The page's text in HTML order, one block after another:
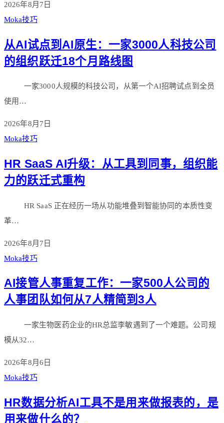
2026年8月7日
Moka技巧
从AI试点到AI原生：一家3000人科技公司
的组织跃迁18个月路线图
一家3000人规模的科技公司，从第一个AI招聘试点到全员
使用…
2026年8月7日
Moka技巧
HR SaaS AI升级：从工具到同事，组织能
力的跃迁式重构
HR SaaS 正在经历一场从功能堆叠到智能协同的本质性变
革…
2026年8月7日
Moka技巧
AI接管人事重复工作：一家500人公司的
人事团队如何从7人精简到3人
一家生物医药企业的HR总监李敏遇到了一个难题。公司规
模从32…
2026年8月6日
Moka技巧
HR数据分析AI工具不是用来做报表的，是
用来做什么的？